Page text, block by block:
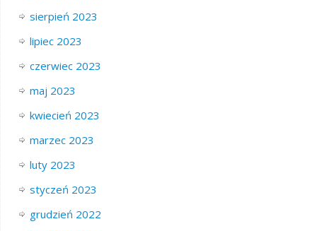
sierpień 2023
lipiec 2023
czerwiec 2023
maj 2023
kwiecień 2023
marzec 2023
luty 2023
styczeń 2023
grudzień 2022